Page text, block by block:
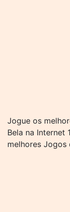
Jogue os
Bela na Internet
melhores Jogos